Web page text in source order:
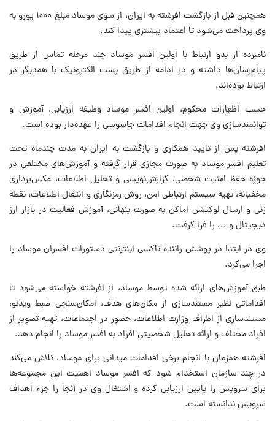
همچنین قبل از بازگشت افرشته به ایران، از سوی موساد مبلغ ۱۰۰۰ یورو به
وی پرداخت می‌شود تا اعتماد بیشتری پیدا کند.
نامبرده از بدو ارتباط با اولین افسر موساد چند مرحله تماس از طریق
پیام‌رسان‌ها داشته و در ادامه از طریق پست الکترونیک با همدیگر در
ارتباط بوده‌اند.
حسب اظهارات محکوم، اولین افسر موساد وظیفه ارزیابی، آموزش و
توانمندسازی وی جهت انجام اقدامات جاسوسی را عهده‌دار بوده است.
افرشته پس از تایید همکاری و بازگشت به ایران به مدت چندماه تحت
تعلیم افسر موساد به صورت مجازی قرار گرفته و آموزش‌های مختلفی در
حوزه حفظ امنیت شخصی، گزارش‌نویسی و تحلیل اطلاعات، عکس‌برداری
مخفیانه، تهیه سیستم ارتباطی امن، روش رمزنگاری و انتقال اطلاعات، نقطه
زنی و ارسال لوکیشن اماکن به صورت پنهانی، آموزش فعالیت در بازار ارز
دیجیتال و ... را فرا گرفت.
وی در ابتدا در پوشش راننده تاکسی اینترنتی دستورات افسران موساد را
اجرا می‌کرد.
طبق آموزش‌های ارائه شده توسط موساد، از افرشته خواسته می‌شود تا
اقداماتی نظیر مستندسازی از مکان‌های هدف، امکان‌سنجی ضبط ویدئو،
مستندسازی از اطراف وزارت اطلاعات، حضور در اجتماعات، تهیه تصویر از
افراد مختلف و ارائه تحلیل شخصیتی افراد به افسر موساد را انجام دهد.
افرشته همزمان با انجام برخی اقدامات میدانی برای موساد، تلاش می‌کند
در چند سازمان استخدام شود که افسر موساد اهمیت این مجموعه‌ها
برای سرویس را پایین ارزیابی کرده و اشتغال وی در آنجا را جزء اهداف
سرویس ندانسته است.